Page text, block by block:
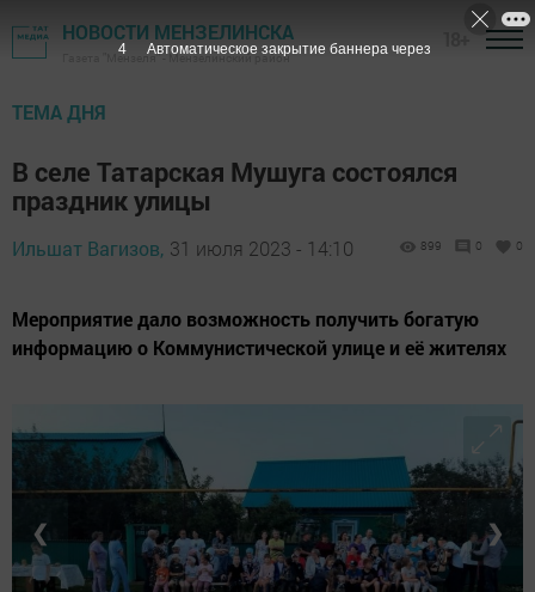
НОВОСТИ МЕНЗЕЛИНСКА
Газета "Мензеля" - Мензелинский район
ТЕМА ДНЯ
В селе Татарская Мушуга состоялся
праздник улицы
Ильшат Вагизов, 31 июля 2023 - 14:10 899 0 0
Мероприятие дало возможность получить богатую
информацию о Коммунистической улице и её жителях
❮ ❯
3 Автоматическое закрытие баннера через